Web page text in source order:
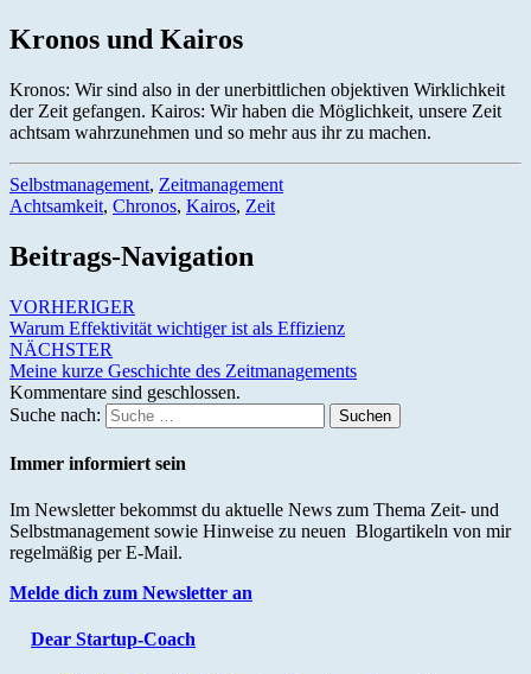
Kronos und Kairos
Kronos: Wir sind also in der unerbittlichen objektiven Wirklichkeit
der Zeit gefangen. Kairos: Wir haben die Möglichkeit, unsere Zeit
achtsam wahrzunehmen und so mehr aus ihr zu machen.
Selbstmanagement, Zeitmanagement
Achtsamkeit, Chronos, Kairos, Zeit
Beitrags-Navigation
VORHERIGER
Warum Effektivität wichtiger ist als Effizienz
NÄCHSTER
Meine kurze Geschichte des Zeitmanagements
Kommentare sind geschlossen.
Suche nach:
Suchen
Immer informiert sein
Im Newsletter bekommst du aktuelle News zum Thema Zeit- und
Selbstmanagement sowie Hinweise zu neuen Blogartikeln von mir
regelmäßig per E-Mail.
Melde dich zum Newsletter an
Dear Startup-Coach